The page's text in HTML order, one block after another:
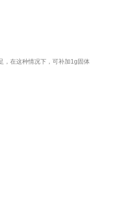
，在这种情况下，可补加1g固体